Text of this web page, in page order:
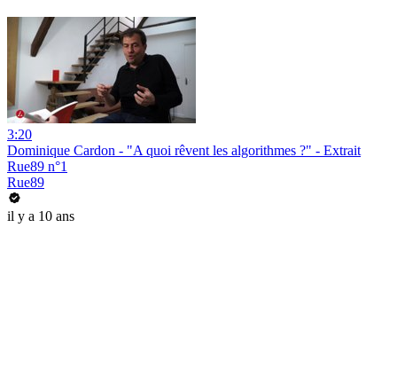
3:20
Dominique Cardon - "A quoi rêvent les algorithmes ?" - Extrait
Rue89 n°1
Rue89
il y a 10 ans